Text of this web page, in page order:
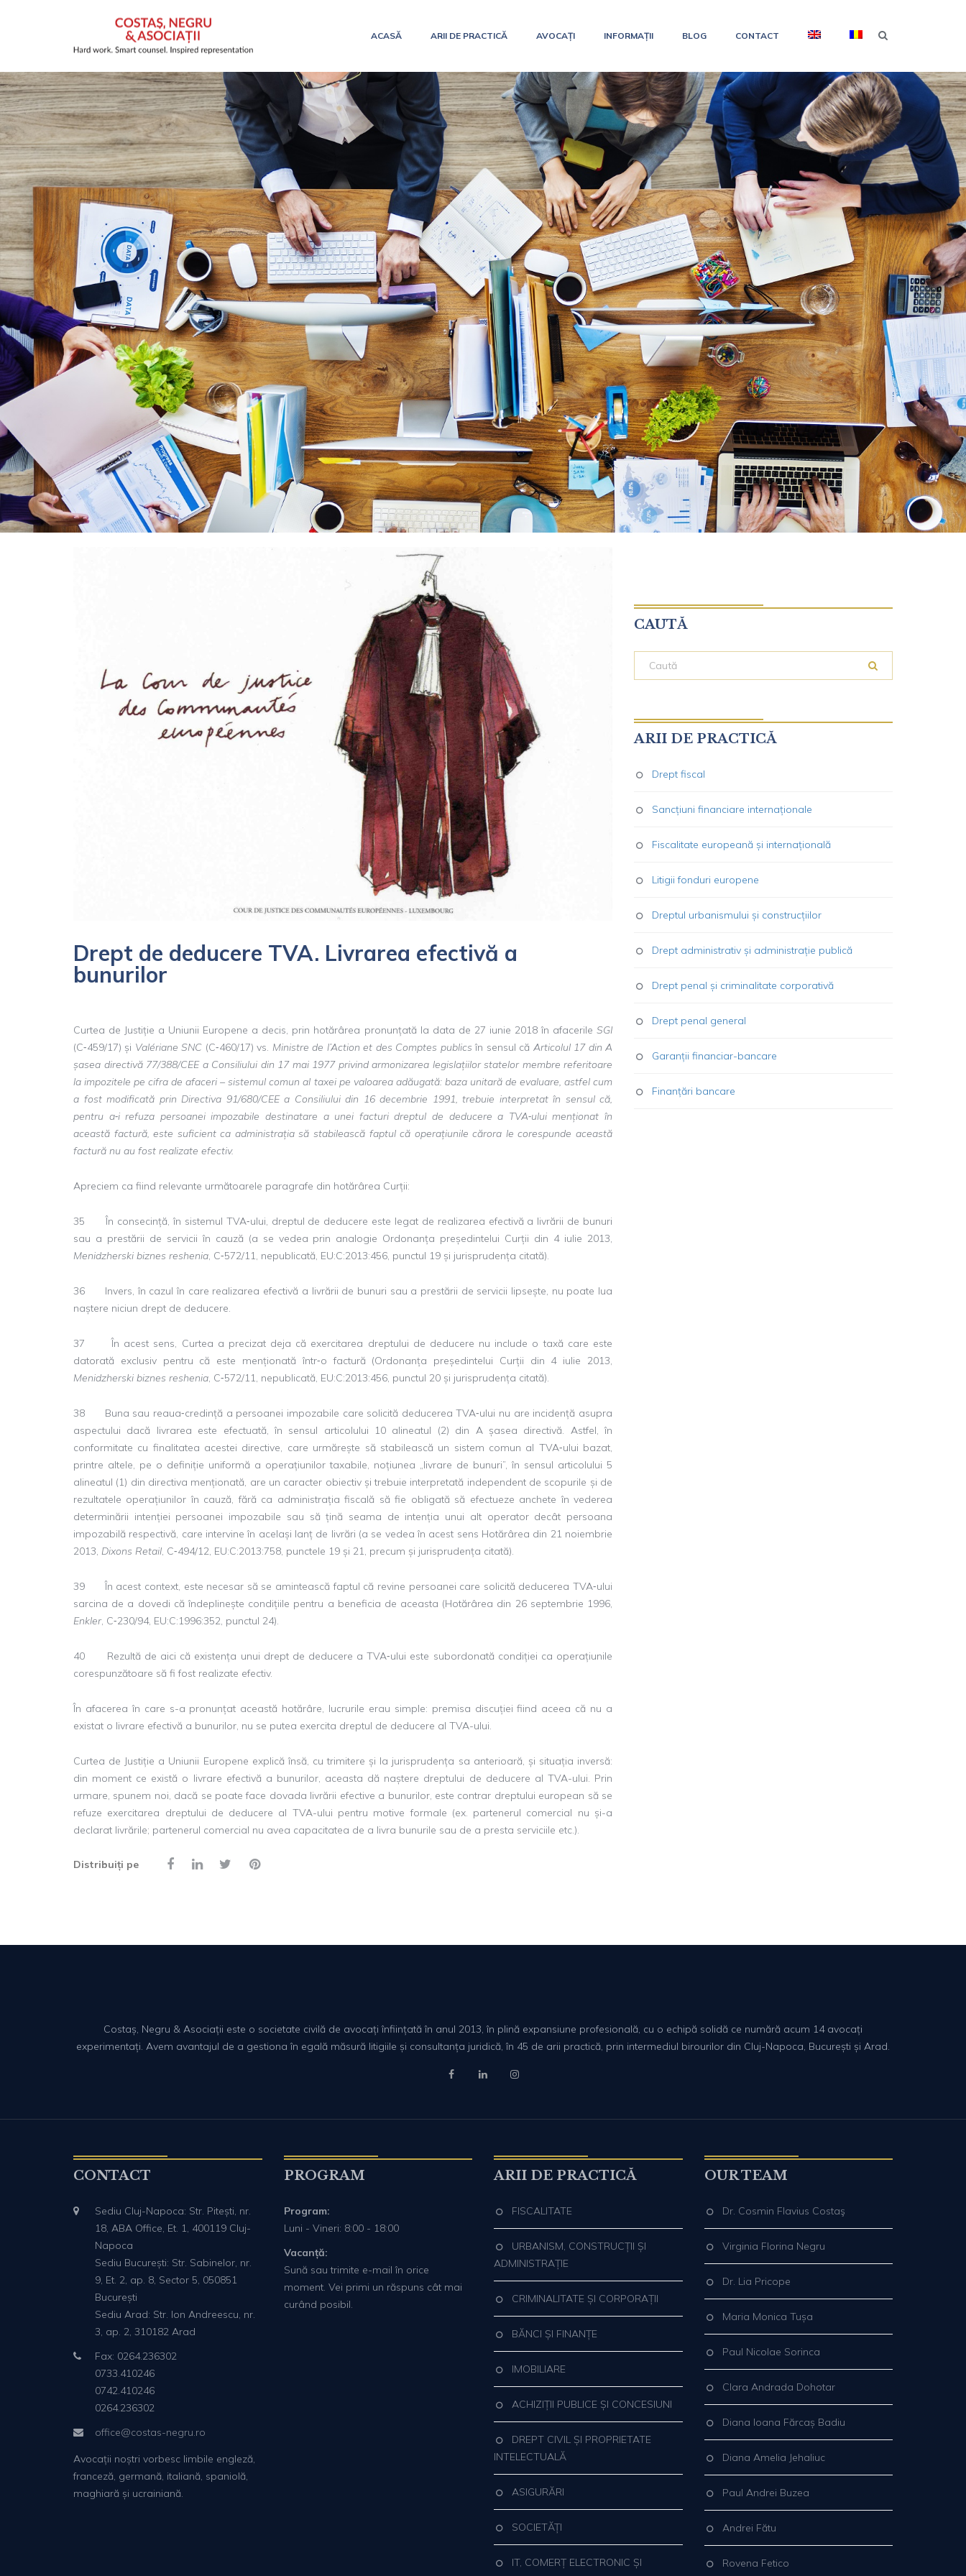
ACASĂ ARII DE PRACTICĂ AVOCAȚI INFORMAȚII BLOG CONTACT
Drept de deducere TVA. Livrarea efectivă a
bunurilor
Curtea de Justiție a Uniunii Europene a decis, prin hotărârea pronunțată la data de 27 iunie 2018 în afacerile SGI
(C‑459/17) și Valériane SNC (C‑460/17) vs. Ministre de l’Action et des Comptes publicsîn sensul că Articolul 17 din A
șasea directivă 77/388/CEE a Consiliului din 17 mai 1977 privind armonizarea legislațiilor statelor membre referitoare
la impozitele pe cifra de afaceri – sistemul comun al taxei pe valoarea adăugată: baza unitară de evaluare, astfel cum
a fost modificată prin Directiva 91/680/CEE a Consiliului din 16 decembrie 1991, trebuie interpretat în sensul că,
pentru a‑i refuza persoanei impozabile destinatare a unei facturi dreptul de deducere a TVA‑ului menționat în
această factură, este suficient ca administrația să stabilească faptul că operațiunile cărora le corespunde această
factură nu au fost realizate efectiv.
Apreciem ca fiind relevante următoarele paragrafe din hotărârea Curții:
35 În consecință, în sistemul TVA‑ului, dreptul de deducere este legat de realizarea efectivă a livrării de bunuri
sau a prestării de servicii în cauză (a se vedea prin analogie Ordonanța președintelui Curții din 4 iulie 2013,
Menidzherski biznes reshenia, C‑572/11, nepublicată, EU:C:2013:456, punctul 19 și jurisprudența citată).
36 Invers, în cazul în care realizarea efectivă a livrării de bunuri sau a prestării de servicii lipsește, nu poate lua
naștere niciun drept de deducere.
37 În acest sens, Curtea a precizat deja că exercitarea dreptului de deducere nu include o taxă care este
datorată exclusiv pentru că este menționată într‑o factură (Ordonanța președintelui Curții din 4 iulie 2013,
Menidzherski biznes reshenia, C‑572/11, nepublicată, EU:C:2013:456, punctul 20 și jurisprudența citată).
38 Buna sau reaua‑credință a persoanei impozabile care solicită deducerea TVA‑ului nu are incidență asupra
aspectului dacă livrarea este efectuată, în sensul articolului 10 alineatul (2) din A șasea directivă. Astfel, în
conformitate cu finalitatea acestei directive, care urmărește să stabilească un sistem comun al TVA‑ului bazat,
printre altele, pe o definiție uniformă a operațiunilor taxabile, noțiunea „livrare de bunuri”, în sensul articolului 5
alineatul (1) din directiva menționată, are un caracter obiectiv și trebuie interpretată independent de scopurile și de
rezultatele operațiunilor în cauză, fără ca administrația fiscală să fie obligată să efectueze anchete în vederea
determinării intenției persoanei impozabile sau să țină seama de intenția unui alt operator decât persoana
impozabilă respectivă, care intervine în același lanț de livrări (a se vedea în acest sens Hotărârea din 21 noiembrie
2013, Dixons Retail, C‑494/12, EU:C:2013:758, punctele 19 și 21, precum și jurisprudența citată).
39 În acest context, este necesar să se amintească faptul că revine persoanei care solicită deducerea TVA‑ului
sarcina de a dovedi că îndeplinește condițiile pentru a beneficia de aceasta (Hotărârea din 26 septembrie 1996,
Enkler, C‑230/94, EU:C:1996:352, punctul 24).
40 Rezultă de aici că existența unui drept de deducere a TVA‑ului este subordonată condiției ca operațiunile
corespunzătoare să fi fost realizate efectiv.
În afacerea în care s-a pronunțat această hotărâre, lucrurile erau simple: premisa discuției fiind aceea că nu a
existat o livrare efectivă a bunurilor, nu se putea exercita dreptul de deducere al TVA-ului.
Curtea de Justiție a Uniunii Europene explică însă, cu trimitere și la jurisprudența sa anterioară, și situația inversă:
din moment ce există o livrare efectivă a bunurilor, aceasta dă naștere dreptului de deducere al TVA-ului. Prin
urmare, spunem noi, dacă se poate face dovada livrării efective a bunurilor, este contrar dreptului european să se
refuze exercitarea dreptului de deducere al TVA-ului pentru motive formale (ex. partenerul comercial nu și-a
declarat livrările; partenerul comercial nu avea capacitatea de a livra bunurile sau de a presta serviciile etc.).
Distribuiți pe
CAUTĂ
ARII DE PRACTICĂ
Drept fiscal
Sancțiuni financiare internaționale
Fiscalitate europeană și internațională
Litigii fonduri europene
Dreptul urbanismului și construcțiilor
Drept administrativ și administrație publică
Drept penal și criminalitate corporativă
Drept penal general
Garanții financiar-bancare
Finanțări bancare
Costaș, Negru & Asociații este o societate civilă de avocați înființată în anul 2013, în plină expansiune profesională, cu o echipă solidă ce numără acum 14 avocați
experimentați. Avem avantajul de a gestiona în egală măsură litigiile și consultanța juridică, în 45 de arii practică, prin intermediul birourilor din Cluj-Napoca, București și Arad.
CONTACT
Sediu Cluj-Napoca: Str. Pitești, nr.
18, ABA Office, Et. 1, 400119 Cluj-
Napoca
Sediu București: Str. Sabinelor, nr.
9, Et. 2, ap. 8, Sector 5, 050851
București
Sediu Arad: Str. Ion Andreescu, nr.
3, ap. 2, 310182 Arad
Fax: 0264.236302
0733.410246
0742.410246
0264.236302
office@costas-negru.ro
Avocații noștri vorbesc limbile engleză,
franceză, germană, italiană, spaniolă,
maghiară și ucrainiană.
PROGRAM
Program:
Luni - Vineri: 8:00 - 18:00
Vacanță:
Sună sau trimite e-mail în orice
moment. Vei primi un răspuns cât mai
curând posibil.
ARII DE PRACTICĂ
FISCALITATE
URBANISM, CONSTRUCȚII ȘI
ADMINISTRAȚIE
CRIMINALITATE ȘI CORPORAȚII
BĂNCI ȘI FINANȚE
IMOBILIARE
ACHIZIȚII PUBLICE ȘI CONCESIUNI
DREPT CIVIL ȘI PROPRIETATE
INTELECTUALĂ
ASIGURĂRI
SOCIETĂȚI
IT, COMERȚ ELECTRONIC ȘI
OUR TEAM
Dr. Cosmin Flavius Costaş
Virginia Florina Negru
Dr. Lia Pricope
Maria Monica Tușa
Paul Nicolae Sorinca
Clara Andrada Dohotar
Diana Ioana Fărcaș Badiu
Diana Amelia Jehaliuc
Paul Andrei Buzea
Andrei Fătu
Rovena Fetico